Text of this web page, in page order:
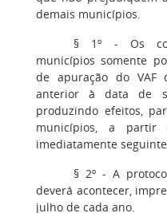
demais municípios.
§ 1º - Os
municípios somente
de apuração do VAF
anterior à data de
produzindo efeitos,
municípios, a
imediatamente
§ 2º - A
deverá acontecer,
julho de cada ano.